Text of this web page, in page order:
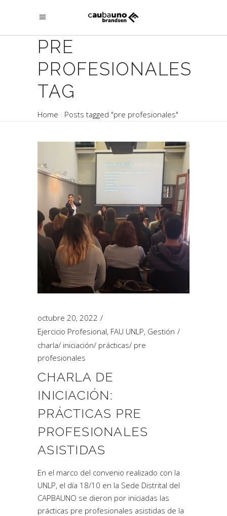
PRE
PROFESIONALES
TAG
Home Posts tagged "pre profesionales"
octubre 20, 2022
Ejercicio Profesional, FAU UNLP, Gestión
charla/ iniciación/ prácticas/ pre
profesionales
CHARLA DE
INICIACIÓN:
PRÁCTICAS PRE
PROFESIONALES
ASISTIDAS
En el marco del convenio realizado con la
UNLP, el día 18/10 en la Sede Distrital del
CAPBAUNO se dieron por iniciadas las
prácticas pre profesionales asistidas de la